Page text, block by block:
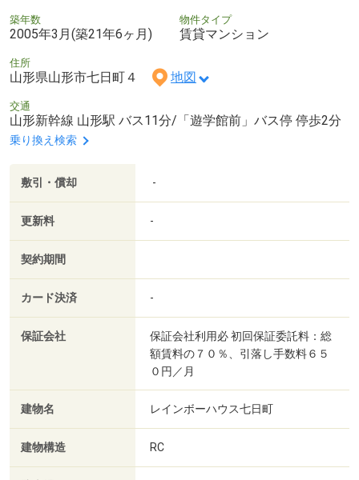
築年数
2005年3月(築21年6ヶ月)
物件タイプ
賃貸マンション
住所
山形県山形市七日町４ 地図
交通
山形新幹線 山形駅 バス11分/「遊学館前」バス停 停歩2分
乗り換え検索
敷引・償却 -
更新料 -
契約期間
カード決済 -
保証会社
保証会社利用必 初回保証委託料：総
額賃料の７０％、引落し手数料６５
０円／月
建物名 レインボーハウス七日町
建物構造 RC